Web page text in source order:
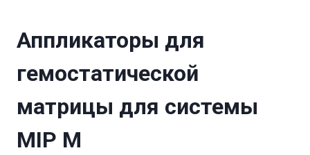
Аппликаторы для
гемостатической
матрицы для системы
MIP M